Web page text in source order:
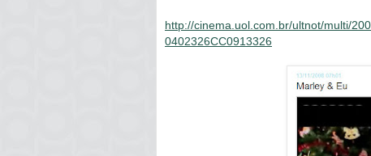
http://cinema.uol.com.br/ultnot/multi/
0402326CC0913326